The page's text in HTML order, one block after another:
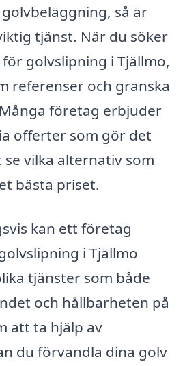
så är
tjänst. När du söker
golvslipning i Tjällmo,
referenser och granska
företag erbjuder
offerter som gör det
vilka alternativ som
bästa priset.
kan ett företag
i Tjällmo
tjänster som både
och hållbarheten på
att ta hjälp av
du förvandla dina golv